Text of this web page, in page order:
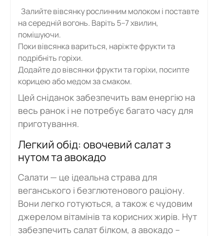
Залийте вівсянку рослинним молоком і поставте
на середній вогонь. Варіть 5–7 хвилин,
помішуючи.
Поки вівсянка вариться, наріжте фрукти та
подрібніть горіхи.
Додайте до вівсянки фрукти та горіхи, посипте
корицею або медом за смаком.
Цей сніданок забезпечить вам енергію на
весь ранок і не потребує багато часу для
приготування.
Легкий обід: овочевий салат з
нутом та авокадо
Салати — це ідеальна страва для
веганського і безглютенового раціону.
Вони легко готуються, а також є чудовим
джерелом вітамінів та корисних жирів. Нут
забезпечить салат білком, а авокадо –